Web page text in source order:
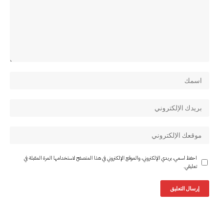
احفظ اسمي، بريدي الإلكتروني، والموقع الإلكتروني في هذا المتصفح لاستخدامها المرة المقبلة في
تعليقي.